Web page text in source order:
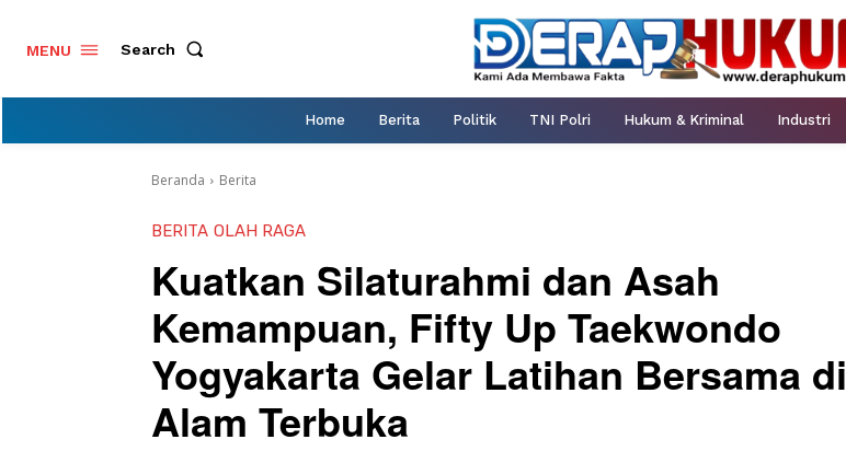
MENU Search
Home Berita Politik TNI Polri Hukum & Kriminal Industri
Beranda Berita
BERITA OLAH RAGA
Kuatkan Silaturahmi dan Asah
Kemampuan, Fifty Up Taekwondo
Yogyakarta Gelar Latihan Bersama di
Alam Terbuka